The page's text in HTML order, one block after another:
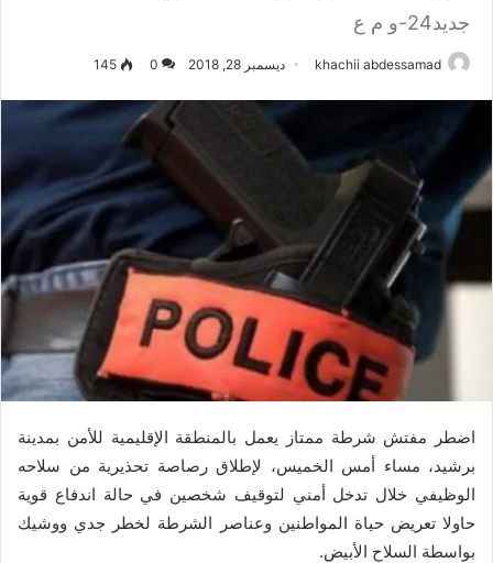
جديد24-و م ع
khachii abdessamad ديسمبر 28, 2018 0
145
اضطر مفتش شرطة ممتاز يعمل بالمنطقة الإقليمية للأمن بمدينة
برشيد، مساء أمس الخميس، لإطلاق رصاصة تحذيرية من سلاحه
الوظيفي خلال تدخل أمني لتوقيف شخصين في حالة اندفاع قوية
حاولا تعريض حياة المواطنين وعناصر الشرطة لخطر جدي ووشيك
بواسطة السلاح الأبيض.